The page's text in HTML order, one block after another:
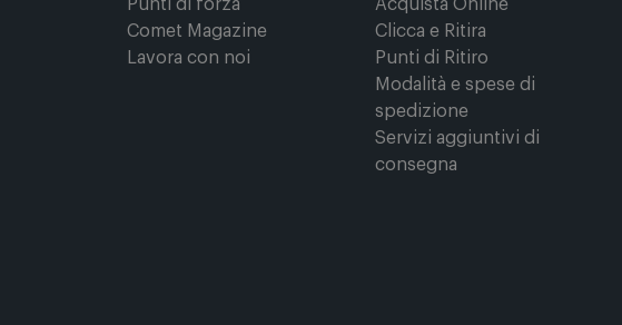
Il Gruppo Comet
Punti di forza
Comet Magazine
Registrati su Comet
Acquista Online
Clicca e Ritira
Punti di Ritiro
Modalità e spese di
spedizione
Servizi aggiuntivi di